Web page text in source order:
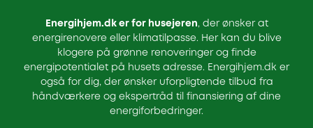
Energihjem.dk er for husejeren, der ønsker at
energirenovere eller klimatilpasse. Her kan du blive
klogere på grønne renoveringer og finde
energipotentialet på husets adresse. Energihjem.dk er
også for dig, der ønsker uforpligtende tilbud fra
håndværkere og ekspertråd til finansiering af dine
energiforbedringer.